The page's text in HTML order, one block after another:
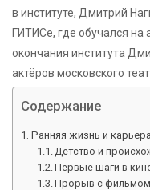
в институте, Дмитрий
ГИТИСе, где обучался на
окончания института
актёров московского
Содержание
Ранняя жизнь и карьера
Детство и
Первые шаги в
Прорыв с